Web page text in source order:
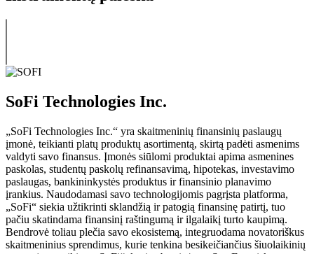
SoFi Technologies Inc.
„SoFi Technologies Inc.“ yra skaitmeninių finansinių paslaugų
įmonė, teikianti platų produktų asortimentą, skirtą padėti asmenims
valdyti savo finansus. Įmonės siūlomi produktai apima asmenines
paskolas, studentų paskolų refinansavimą, hipotekas, investavimo
paslaugas, bankininkystės produktus ir finansinio planavimo
įrankius. Naudodamasi savo technologijomis pagrįsta platforma,
„SoFi“ siekia užtikrinti sklandžią ir patogią finansinę patirtį, tuo
pačiu skatindama finansinį raštingumą ir ilgalaikį turto kaupimą.
Bendrovė toliau plečia savo ekosistemą, integruodama novatoriškus
skaitmeninius sprendimus, kurie tenkina besikeičiančius šiuolaikinių